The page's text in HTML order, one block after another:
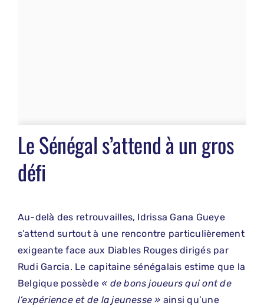
Le Sénégal s’attend à un gros
défi
Au-delà des retrouvailles, Idrissa Gana Gueye
s’attend surtout à une rencontre particulièrement
exigeante face aux Diables Rouges dirigés par
Rudi Garcia. Le capitaine sénégalais estime que la
Belgique possède « de bons joueurs qui ont de
l’expérience et de la jeunesse » ainsi qu’une